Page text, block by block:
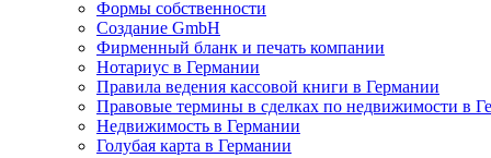
Формы собственности
Создание GmbH
Фирменный бланк и печать компании
Нотариус в Германии
Правила ведения кассовой книги в Германии
Правовые термины в сделках по недвижимости в
Недвижимость в Германии
Голубая карта в Германии